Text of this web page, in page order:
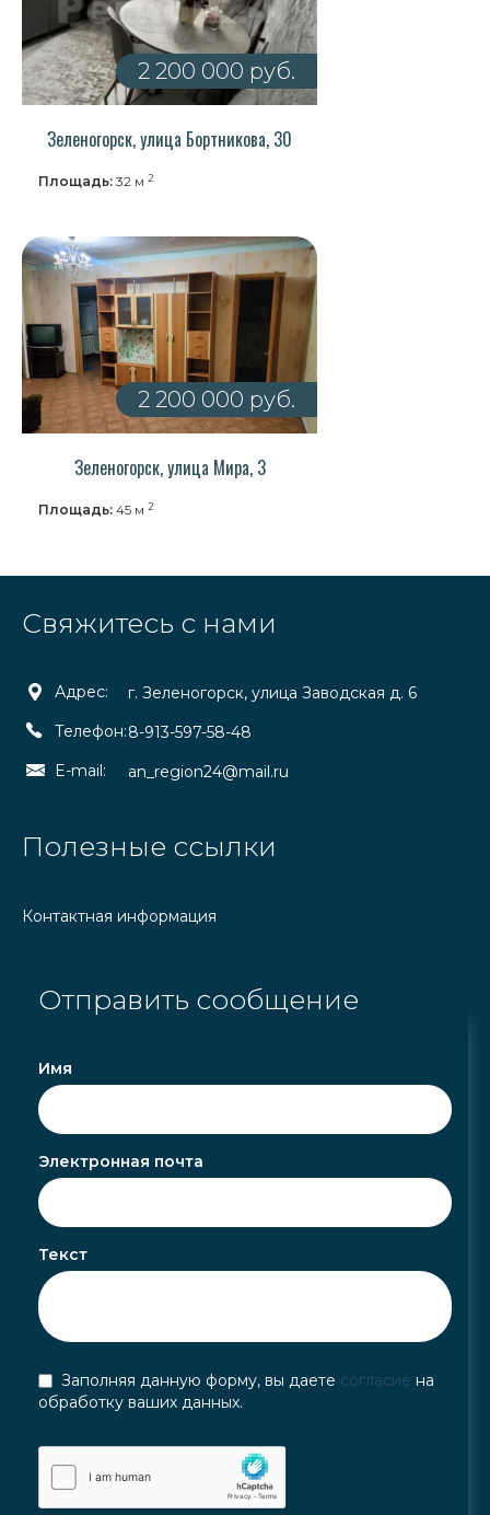
2 200 000 руб.
Зеленогорск, улица Бортникова, 30
Площадь: 32 м 2
2 200 000 руб.
Зеленогорск, улица Мира, 3
Площадь: 45 м 2
Свяжитесь с нами
Адрес:
г. Зеленогорск, улица Заводская д. 6
Телефон:8-913-597-58-48
E-mail:
an_region24@mail.ru
Полезные ссылки
Контактная информация
Отправить сообщение
Имя
Электронная почта
Текст
Заполняя данную форму, вы даете согласие на
обработку ваших данных.